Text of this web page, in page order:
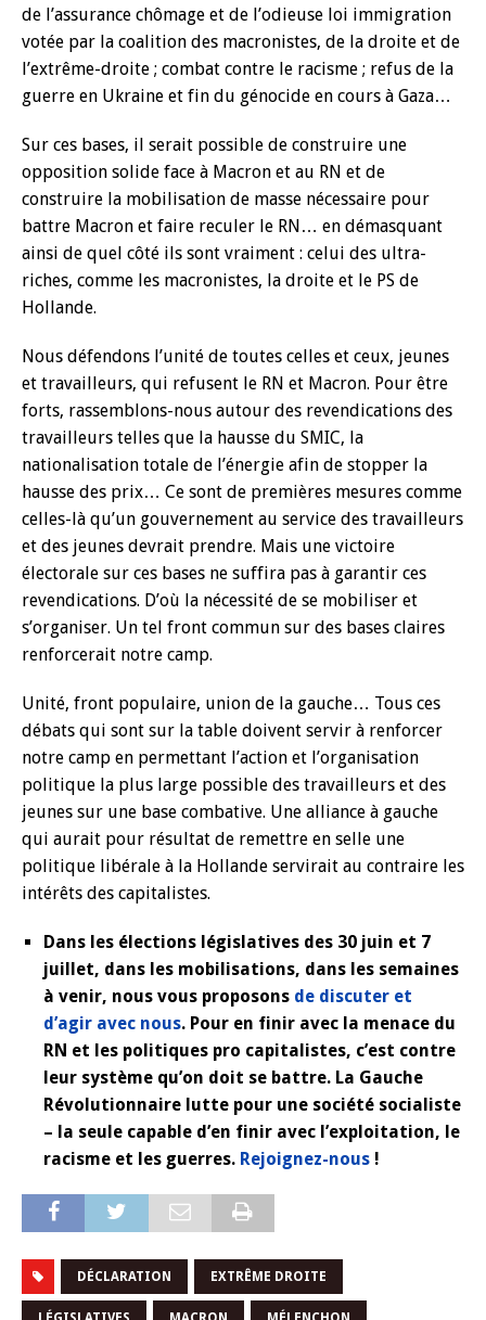
de l’assurance chômage et de l’odieuse loi immigration
votée par la coalition des macronistes, de la droite et de
l’extrême-droite ; combat contre le racisme ; refus de la
guerre en Ukraine et fin du génocide en cours à Gaza…
Sur ces bases, il serait possible de construire une
opposition solide face à Macron et au RN et de
construire la mobilisation de masse nécessaire pour
battre Macron et faire reculer le RN… en démasquant
ainsi de quel côté ils sont vraiment : celui des ultra-
riches, comme les macronistes, la droite et le PS de
Hollande.
Nous défendons l’unité de toutes celles et ceux, jeunes
et travailleurs, qui refusent le RN et Macron. Pour être
forts, rassemblons-nous autour des revendications des
travailleurs telles que la hausse du SMIC, la
nationalisation totale de l’énergie afin de stopper la
hausse des prix… Ce sont de premières mesures comme
celles-là qu’un gouvernement au service des travailleurs
et des jeunes devrait prendre. Mais une victoire
électorale sur ces bases ne suffira pas à garantir ces
revendications. D’où la nécessité de se mobiliser et
s’organiser. Un tel front commun sur des bases claires
renforcerait notre camp.
Unité, front populaire, union de la gauche… Tous ces
débats qui sont sur la table doivent servir à renforcer
notre camp en permettant l’action et l’organisation
politique la plus large possible des travailleurs et des
jeunes sur une base combative. Une alliance à gauche
qui aurait pour résultat de remettre en selle une
politique libérale à la Hollande servirait au contraire les
intérêts des capitalistes.
Dans les élections législatives des 30 juin et 7
juillet, dans les mobilisations, dans les semaines
à venir, nous vous proposons de discuter et
d’agir avec nous. Pour en finir avec la menace du
RN et les politiques pro capitalistes, c’est contre
leur système qu’on doit se battre. La Gauche
Révolutionnaire lutte pour une société socialiste
– la seule capable d’en finir avec l’exploitation, le
racisme et les guerres. Rejoignez-nous !
DÉCLARATION EXTRÊME DROITE